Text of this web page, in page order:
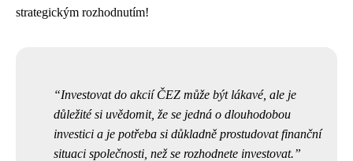
strategickým rozhodnutím!
Investovat do akcií ČEZ může být lákavé, ale je
důležité si uvědomit, že se jedná o dlouhodobou
investici a je potřeba si důkladně prostudovat finanční
situaci společnosti, než se rozhodnete investovat.